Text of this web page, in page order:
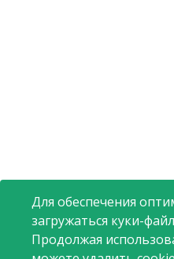
Для обеспечения
загружаться куки-
Продолжая